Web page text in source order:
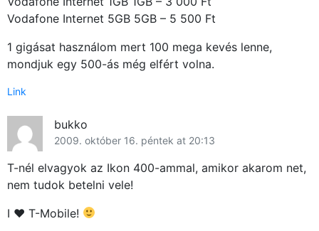
Vodafone Internet 5GB 5GB – 5 500 Ft
1 gigásat használom mert 100 mega kevés lenne,
mondjuk egy 500-ás még elfért volna.
Link
bukko
2009. október 16. péntek at 20:13
T-nél elvagyok az Ikon 400-ammal, amikor akarom net,
nem tudok betelni vele!
I ♥ T-Mobile!